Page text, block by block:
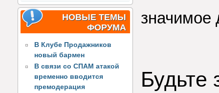
НОВЫЕ ТЕМЫ
ФОРУМА
В Клубе Продажников
новый бармен
В связи со СПАМ атакой
временно вводится
премодерация
значимое
Будьте